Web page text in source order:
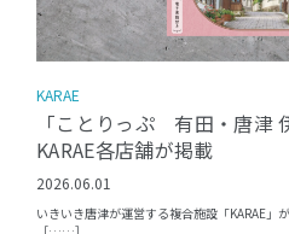
KARAE
「ことりっぷ 有田・唐津
KARAE各店舗が掲載
2026.06.01
いきいき唐津が運営する複合施設「KARAE